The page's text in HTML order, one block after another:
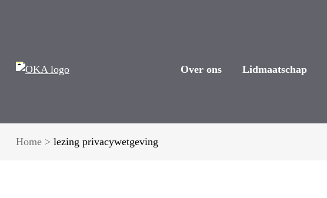
Over ons Lidmaatschap
Home > lezing privacywetgeving